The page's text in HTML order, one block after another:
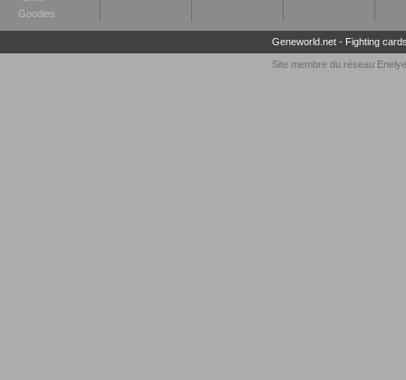
Goodies
Geneworld.net- Fighting
Site membre du réseau Enelye